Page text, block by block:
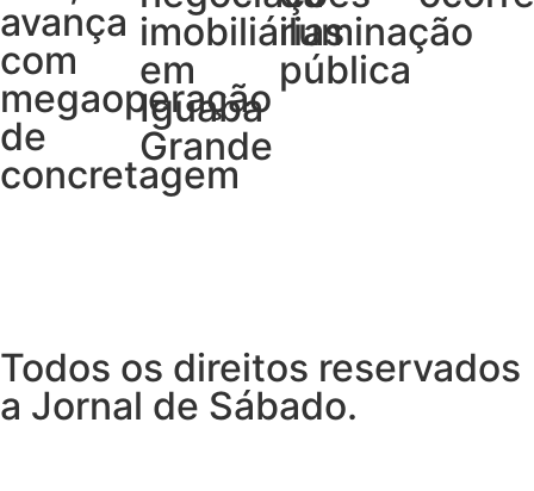
avança
com
megaoperação
de
concretagem
imobiliárias
em
Iguaba
Grande
iluminação
pública
Todos os direitos reservados
a Jornal de Sábado.